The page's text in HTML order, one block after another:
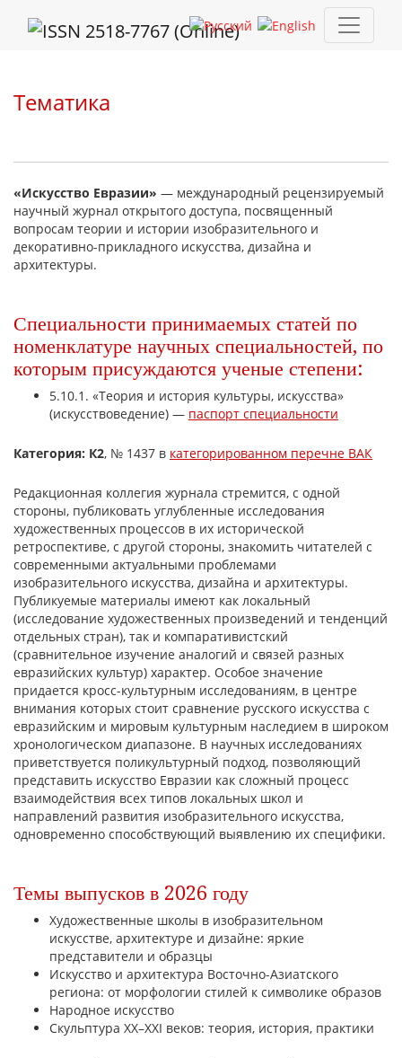
Тематика
«Искусство Евразии» — международный рецензируемый
научный журнал открытого доступа, посвященный
вопросам теории и истории изобразительного и
декоративно-прикладного искусства, дизайна и
архитектуры.
Специальности принимаемых статей по
номенклатуре научных специальностей, по
которым присуждаются ученые степени:
5.10.1. «Теория и история культуры, искусства»
(искусствоведение) — паспорт специальности
Категория: К2, № 1437 в категорированном перечне ВАК
Редакционная коллегия журнала стремится, с одной
стороны, публиковать углубленные исследования
художественных процессов в их исторической
ретроспективе, с другой стороны, знакомить читателей с
современными актуальными проблемами
изобразительного искусства, дизайна и архитектуры.
Публикуемые материалы имеют как локальный
(исследование художественных произведений и тенденций
отдельных стран), так и компаративистский
(сравнительное изучение аналогий и связей разных
евразийских культур) характер. Особое значение
придается кросс-культурным исследованиям, в центре
внимания которых стоит сравнение русского искусства с
евразийским и мировым культурным наследием в широком
хронологическом диапазоне. В научных исследованиях
приветствуется поликультурный подход, позволяющий
представить искусство Евразии как сложный процесс
взаимодействия всех типов локальных школ и
направлений развития изобразительного искусства,
одновременно способствующий выявлению их специфики.
Темы выпусков в 2026 году
Художественные школы в изобразительном
искусстве, архитектуре и дизайне: яркие
представители и образцы
Искусство и архитектура Восточно-Азиатского
региона: от морфологии стилей к символике образов
Народное искусство
Скульптура XX–XXI веков: теория, история, практики